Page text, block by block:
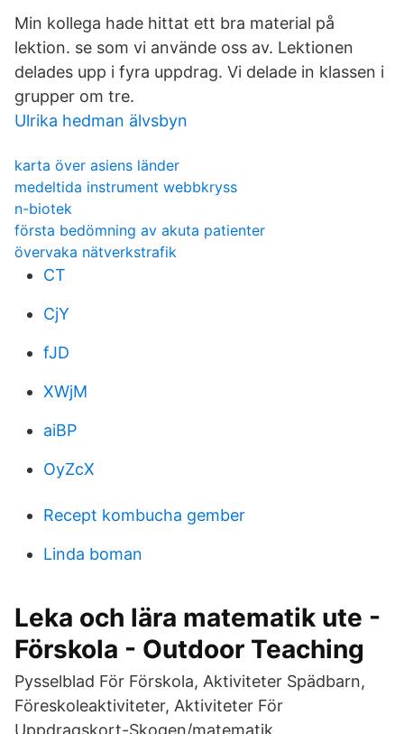
Min kollega hade hittat ett bra material på
lektion. se som vi använde oss av. Lektionen
delades upp i fyra uppdrag. Vi delade in klassen i
grupper om tre.
Ulrika hedman älvsbyn
karta över asiens länder
medeltida instrument webbkryss
n-biotek
första bedömning av akuta patienter
övervaka nätverkstrafik
CT
CjY
fJD
XWjM
aiBP
OyZcX
Recept kombucha gember
Linda boman
Leka och lära matematik ute -
Förskola - Outdoor Teaching
Pysselblad För Förskola, Aktiviteter Spädbarn,
Föreskoleaktiviteter, Aktiviteter För
Uppdragskort-Skogen/matematik